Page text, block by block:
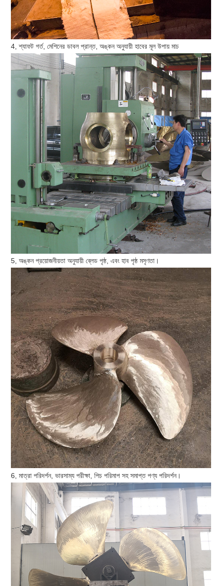
4, শ্যাফট গর্ত, মেশিনের ডাবল প্রান্ত, অঙ্কন অনুযায়ী হাবের মূল উপায় মাচ
5, অঙ্কন প্রয়োজনীয়তা অনুযায়ী ব্লেড পৃষ্ঠ, এবং হাব পৃষ্ঠ মসৃণতা।
6, মাত্রা পরিদর্শন, ভারসাম্য পরীক্ষা, পিচ পরিমাপ সহ সমাপ্ত পণ্য পরিদর্শন।